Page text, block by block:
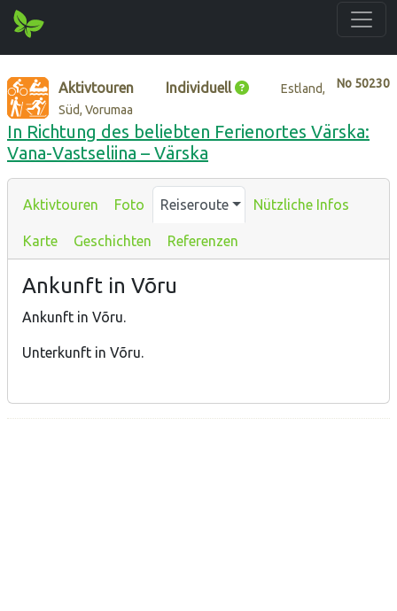
No 50230
Aktivtouren Individuell
Estland,
Süd, Vorumaa
In Richtung des beliebten Ferienortes Värska:
Vana-Vastseliina – Värska
Aktivtouren Foto Reiseroute Nützliche Infos
Karte Geschichten Referenzen
Ankunft in Võru
Ankunft in Võru.
Unterkunft in Võru.